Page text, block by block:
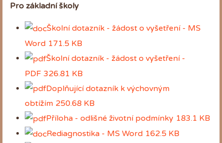
Pro základní školy
Školní dotazník - žádost o vyšetření - MS
Word 171.5 KB
Školní dotazník - žádost o vyšetření -
PDF 326.81 KB
Doplňující dotazník k výchovným
obtížím 250.68 KB
Příloha - odlišné životní podmínky 183.1 KB
Rediagnostika - MS Word 162.5 KB